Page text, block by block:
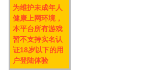
为维护未成年人
健康上网环境，
本平台所有游戏
暂不支持实名认
证18岁以下的用
户登陆体验